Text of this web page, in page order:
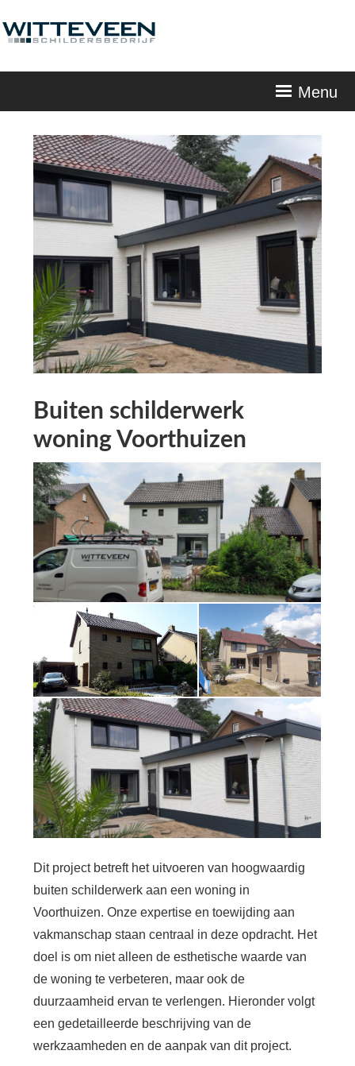
Menu
Buiten schilderwerk
woning Voorthuizen
Dit project betreft het uitvoeren van hoogwaardig
buiten schilderwerk aan een woning in
Voorthuizen. Onze expertise en toewijding aan
vakmanschap staan centraal in deze opdracht. Het
doel is om niet alleen de esthetische waarde van
de woning te verbeteren, maar ook de
duurzaamheid ervan te verlengen. Hieronder volgt
een gedetailleerde beschrijving van de
werkzaamheden en de aanpak van dit project.